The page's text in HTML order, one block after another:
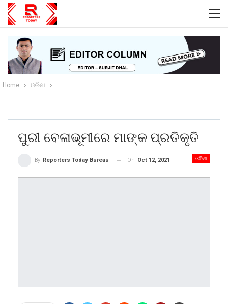
Home ଓଡିଶା
ପୁରୀ ବେଳାଭୂମୀରେ ମାଙ୍କ ପ୍ରତିକୃତି
ଓଡିଶା
By Reporters Today Bureau On Oct 12, 2021